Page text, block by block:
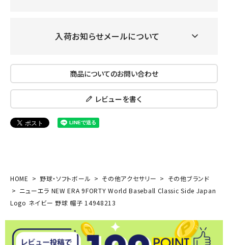
入荷お知らせメールについて
商品についてのお問い合わせ
レビューを書く
HOME 野球・ソフトボール その他アクセサリー
その他ブランド
ニューエラ NEW ERA 9FORTY World Baseball Classic Side Japan
Logo ネイビー 野球 帽子 14948213